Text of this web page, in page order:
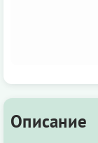
Описание